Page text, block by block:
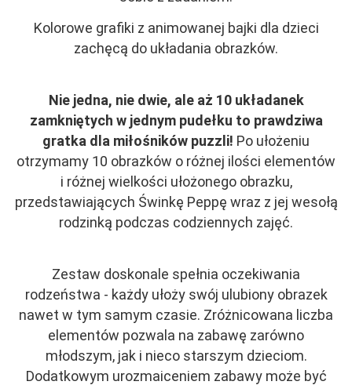
Kolorowe grafiki z animowanej bajki dla dzieci
zachęcą do układania obrazków.
Nie jedna, nie dwie, ale aż 10 układanek
zamkniętych w jednym pudełku to prawdziwa
gratka dla miłośników puzzli! Po ułożeniu
otrzymamy 10 obrazków o różnej ilości elementów
i różnej wielkości ułożonego obrazku,
przedstawiających Świnkę Peppę wraz z jej wesołą
rodzinką podczas codziennych zajęć.
Zestaw doskonale spełnia oczekiwania
rodzeństwa - każdy ułoży swój ulubiony obrazek
nawet w tym samym czasie. Zróżnicowana liczba
elementów pozwala na zabawę zarówno
młodszym, jak i nieco starszym dzieciom.
Dodatkowym urozmaiceniem zabawy może być